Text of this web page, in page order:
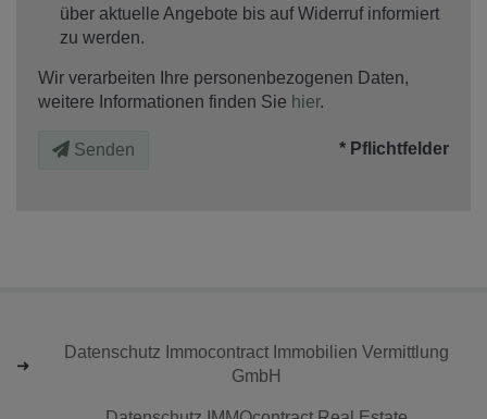
über aktuelle Angebote bis auf Widerruf informiert
zu werden.
Wir verarbeiten Ihre personenbezogenen Daten,
weitere Informationen finden Sie hier.
Senden * Pflichtfelder
Datenschutz Immocontract Immobilien Vermittlung
GmbH